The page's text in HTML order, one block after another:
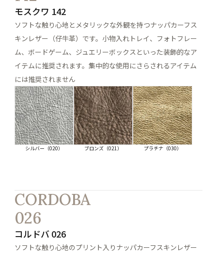
モスクワ 142
ソフトな触り心地とメタリックな外観を持つナッパカーフス
キンレザー（仔牛革）です。小物入れトレイ、フォトフレー
ム、ボードゲーム、ジュエリーボックスといった装飾的なア
イテムに推奨されます。集中的な使用にさらされるアイテム
には推奨されません
シルバー（020） ブロンズ（021） プラチナ（030）
CORDOBA
026
コルドバ 026
ソフトな触り心地のプリント入りナッパカーフスキンレザー